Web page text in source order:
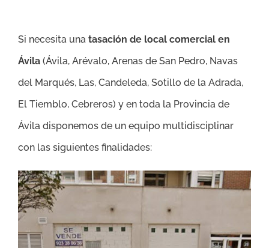
Si necesita una tasación de local comercial en
Ávila (Ávila, Arévalo, Arenas de San Pedro, Navas
del Marqués, Las, Candeleda, Sotillo de la Adrada,
El Tiemblo, Cebreros) y en toda la Provincia de
Ávila disponemos de un equipo multidisciplinar
con las siguientes finalidades: